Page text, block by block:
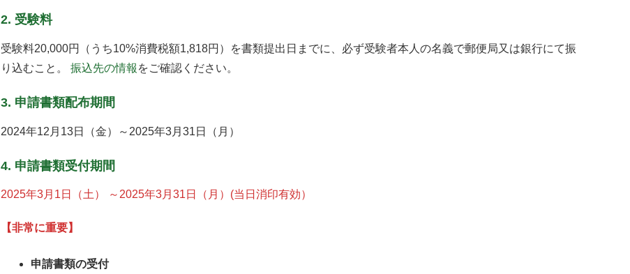
2. 受験料
受験料20,000円（うち10%消費税額1,818円）を書類提出日までに、必ず受験者本人の名義で郵便局又は銀行にて振
り込むこと。 振込先の情報 をご確認ください。
3. 申請書類配布期間
2024年12月13日（金）～2025年3月31日（月）
4. 申請書類受付期間
2025年3月1日（土） ～2025年3月31日（月）(当日消印有効）
【非常に重要】
申請書類の受付